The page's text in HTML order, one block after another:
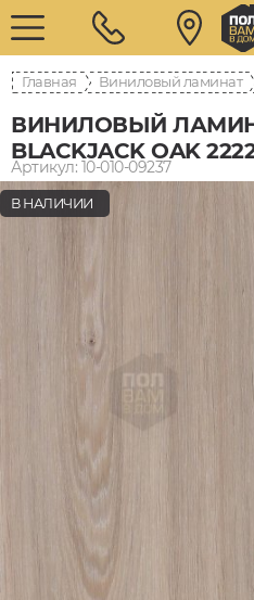
Главная Виниловый ламинат
ВИНИЛОВЫЙ
BLACKJACK OAK
Артикул: 10-010-09237
В НАЛИЧИИ